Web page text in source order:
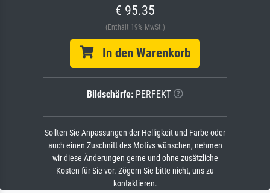
€ 95.35
(Enthält 19% MwSt.)
In den Warenkorb
Bildschärfe: PERFEKT
Sollten Sie Anpassungen der Helligkeit und Farbe oder
auch einen Zuschnitt des Motivs wünschen, nehmen
wir diese Änderungen gerne und ohne zusätzliche
Kosten für Sie vor. Zögern Sie bitte nicht, uns zu
kontaktieren.